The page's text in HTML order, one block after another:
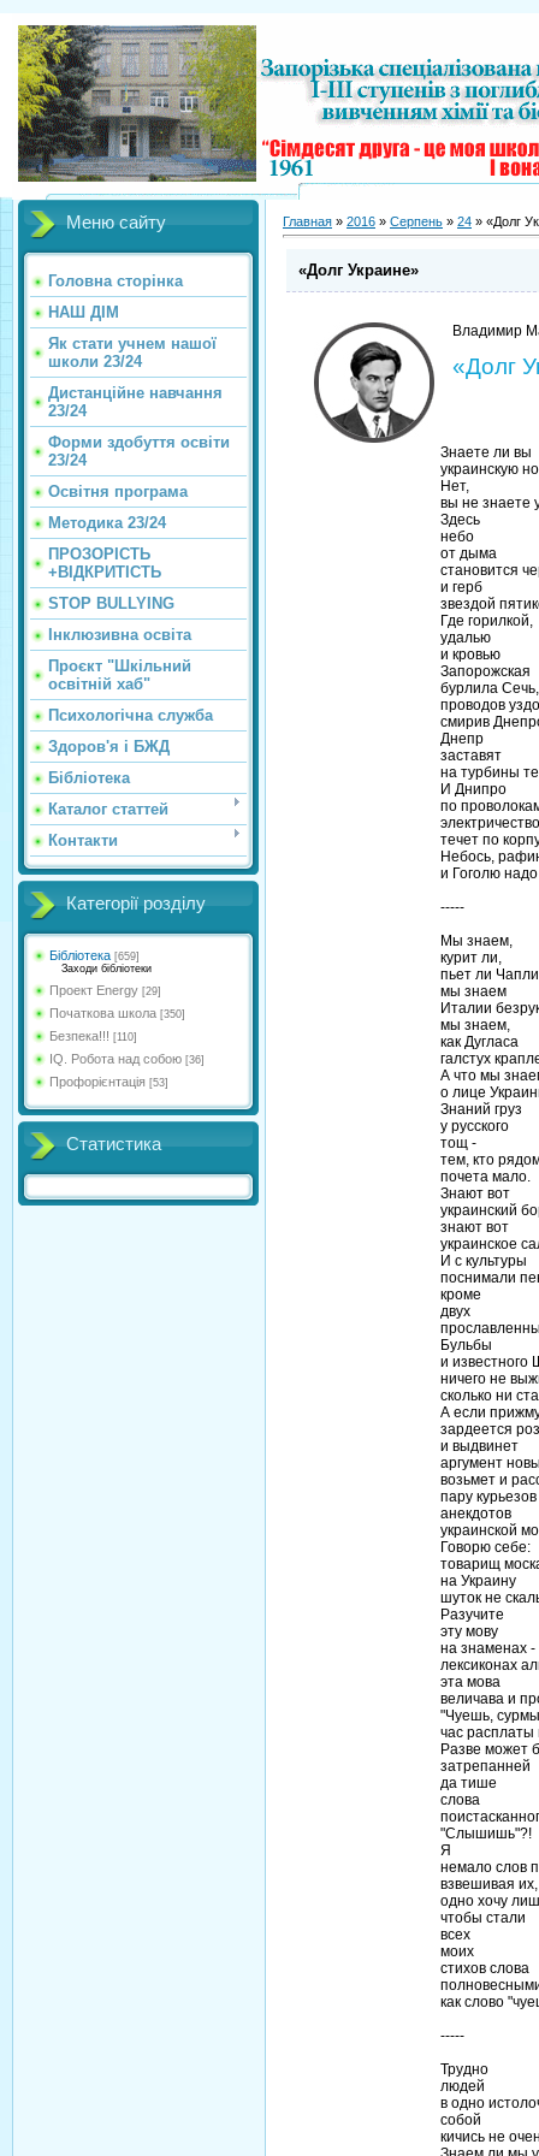
Меню сайту
Головна сторінка
НАШ ДІМ
Як стати учнем нашої
школи 23/24
Дистанційне навчання
23/24
Форми здобуття освіти
23/24
Освітня програма
Методика 23/24
ПРОЗОРІСТЬ
+ВІДКРИТІСТЬ
STOP BULLYING
Інклюзивна освіта
Проєкт "Шкільний
освітній хаб"
Психологічна служба
Здоров'я і БЖД
Бібліотека
Каталог статтей
Контакти
Категорії розділу
Бібліотека [659]
Заходи бібліотеки
Проект Energy [29]
Початкова школа [350]
Безпека!!! [110]
IQ. Робота над собою [36]
Профорієнтація [53]
Статистика
Главная » 2016 » Серпень » 24 » «Долг
«Долг Украине»
Владимир
«Долг
Знаете ли вы
украинскую
Нет,
вы не знаете
Здесь
небо
от дыма
становится
и герб
звездой
Где горилкой,
удалью
и кровью
Запорожская
бурлила Сечь,
проводов
смирив
Днепр
заставят
на турбины
И Днипро
по
течет по
Небось,
и Гоголю
-----
Мы знаем,
курит ли,
пьет ли
мы знаем
Италии
мы знаем,
как Дугласа
галстух
А что мы
о лице
Знаний груз
у русского
тощ -
тем, кто
почета мало.
Знают вот
украинский
знают вот
украинское
И с культуры
поснимали
кроме
двух
Бульбы
и известного
ничего не
сколько ни
А если
зардеется
и выдвинет
аргумент
возьмет и
пару курьезов
анекдотов
украинской
Говорю себе:
товарищ
на Украину
шуток не
Разучите
эту мову
на знаменах -
лексиконах
эта мова
величава и
"Чуешь,
час расплаты
Разве может
затрепанней
да тише
слова
"Слышишь"?!
Я
немало слов
взвешивая их,
одно хочу
чтобы стали
всех
моих
стихов слова
как слово
-----
Трудно
людей
в одно
собой
кичись не